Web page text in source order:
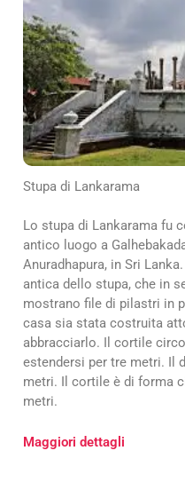
Stupa di Lankarama
Lo stupa di Lankarama fu
antico luogo a
Anuradhapura, in Sri
antica dello stupa, che in
mostrano file di pilastri in
casa sia stata costruita
abbracciarlo. Il cortile
estendersi per tre metri. Il
metri. Il cortile è di forma
metri.
Maggiori dettagli